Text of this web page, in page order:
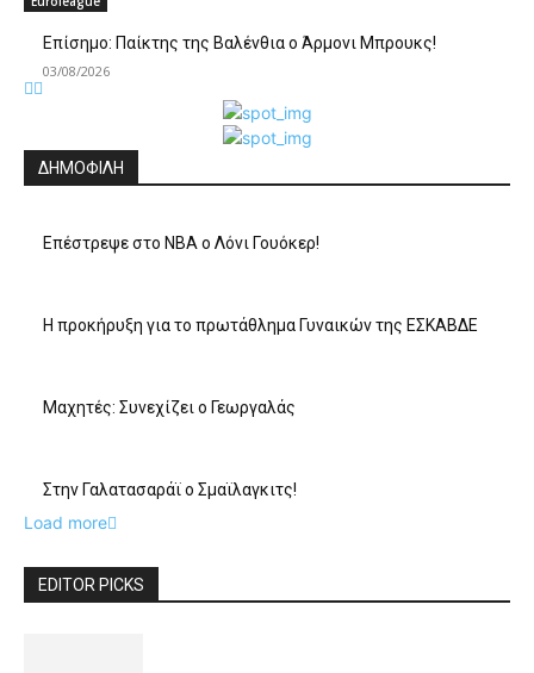
Επίσημο: Παίκτης της Βαλένθια ο Άρμονι Μπρουκς!
03/08/2026
ΔΗΜΟΦΙΛΗ
Επέστρεψε στο ΝΒΑ ο Λόνι Γουόκερ!
Η προκήρυξη για το πρωτάθλημα Γυναικών της ΕΣΚΑΒΔΕ
Mαχητές: Συνεχίζει ο Γεωργαλάς
Στην Γαλατασαράϊ ο Σμαϊλαγκιτς!
Load more
EDITOR PICKS